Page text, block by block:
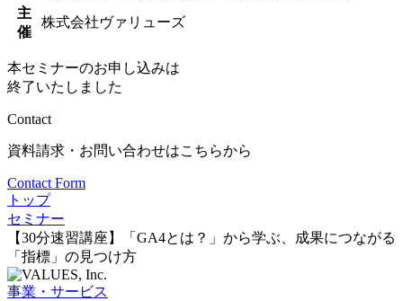
主
催
株式会社ヴァリューズ
本セミナーのお申し込みは
終了いたしました
Contact
資料請求・お問い合わせはこちらから
Contact Form
トップ
セミナー
【30分速習講座】「GA4とは？」から学ぶ、成果につながる
「指標」の見つけ方
事業・サービス